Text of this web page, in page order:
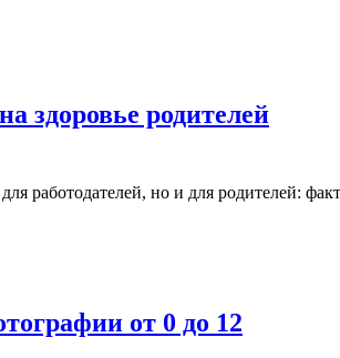
здоровье родителей
работодателей, но и для родителей:
от 0 до 12